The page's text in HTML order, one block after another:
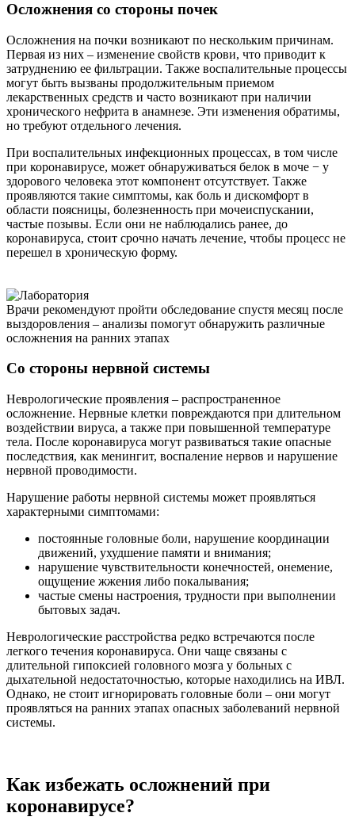
Осложнения со стороны почек
Осложнения на почки возникают по нескольким причинам.
Первая из них – изменение свойств крови, что приводит к
затруднению ее фильтрации. Также воспалительные процессы
могут быть вызваны продолжительным приемом
лекарственных средств и часто возникают при наличии
хронического нефрита в анамнезе. Эти изменения обратимы,
но требуют отдельного лечения.
При воспалительных инфекционных процессах, в том числе
при коронавирусе, может обнаруживаться белок в моче − у
здорового человека этот компонент отсутствует. Также
проявляются такие симптомы, как боль и дискомфорт в
области поясницы, болезненность при мочеиспускании,
частые позывы. Если они не наблюдались ранее, до
коронавируса, стоит срочно начать лечение, чтобы процесс не
перешел в хроническую форму.
Врачи рекомендуют пройти обследование спустя месяц после
выздоровления – анализы помогут обнаружить различные
осложнения на ранних этапах
Со стороны нервной системы
Неврологические проявления – распространенное
осложнение. Нервные клетки повреждаются при длительном
воздействии вируса, а также при повышенной температуре
тела. После коронавируса могут развиваться такие опасные
последствия, как менингит, воспаление нервов и нарушение
нервной проводимости.
Нарушение работы нервной системы может проявляться
характерными симптомами:
постоянные головные боли, нарушение координации
движений, ухудшение памяти и внимания;
нарушение чувствительности конечностей, онемение,
ощущение жжения либо покалывания;
частые смены настроения, трудности при выполнении
бытовых задач.
Неврологические расстройства редко встречаются после
легкого течения коронавируса. Они чаще связаны с
длительной гипоксией головного мозга у больных с
дыхательной недостаточностью, которые находились на ИВЛ.
Однако, не стоит игнорировать головные боли – они могут
проявляться на ранних этапах опасных заболеваний нервной
системы.
Как избежать осложнений при
коронавирусе?